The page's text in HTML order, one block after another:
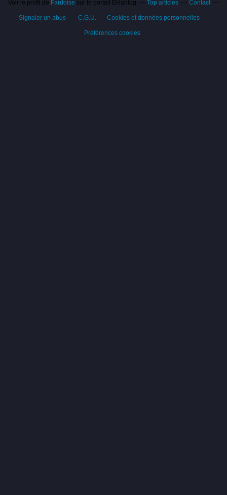
Voir le profil de Fardoise sur le portail Eklablog Top articles Contact
Signaler un abus C.G.U. Cookies et données personnelles
Préférences cookies